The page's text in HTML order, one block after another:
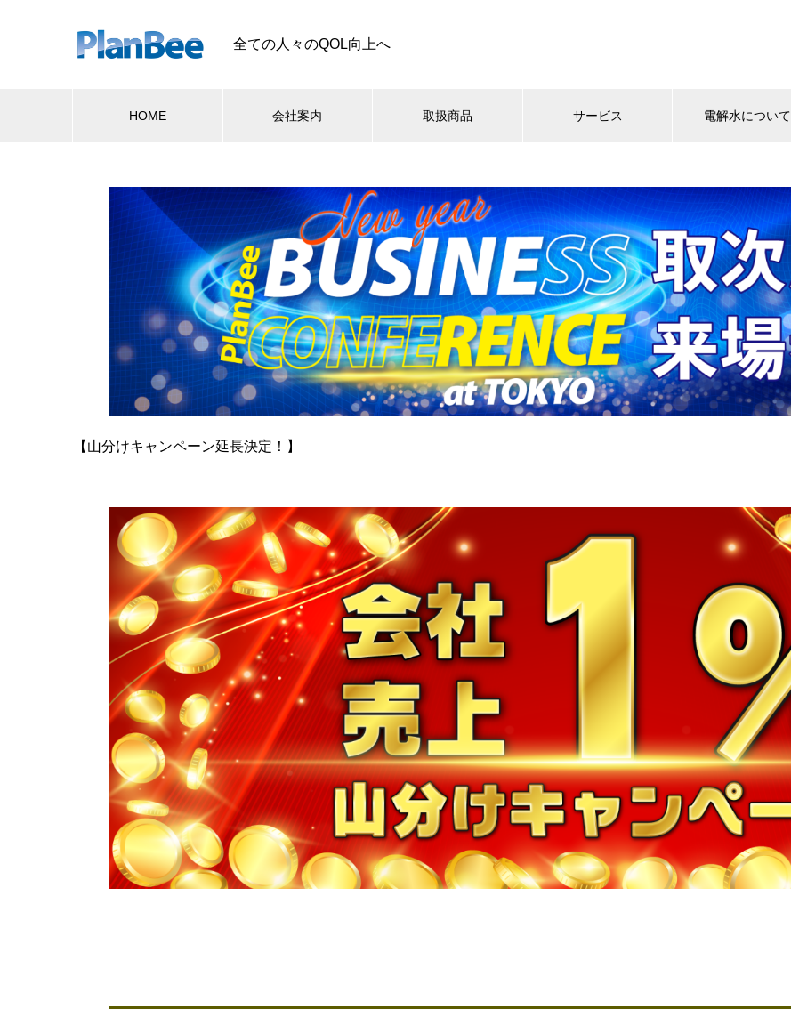
全ての人々のQOL向上へ
HOME 会社案内 取扱商品 サービス 電解水について
【山分けキャンペーン延長決定！】